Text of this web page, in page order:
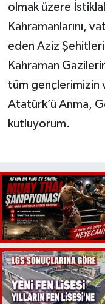
olmak üzere İstiklal
Kahramanlarını,
eden Aziz
Kahraman
tüm gençlerimizin
Atatürk’ü Anma,
kutluyorum.